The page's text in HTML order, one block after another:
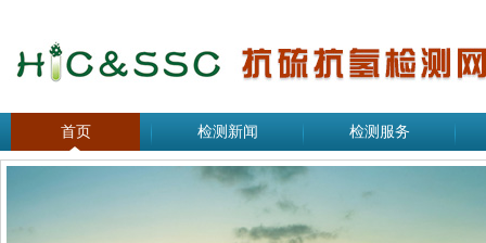
首页 检测新闻 检测服务